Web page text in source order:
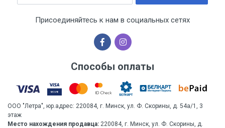
Присоединяйтесь к нам в социальных сетях
Способы оплаты
ООО "Летра", юр.адрес: 220084, г. Минск, ул. Ф. Скорины, д. 54а/1, 3
этаж
Место нахождения продавца: 220084, г. Минск, ул. Ф. Скорины, д.